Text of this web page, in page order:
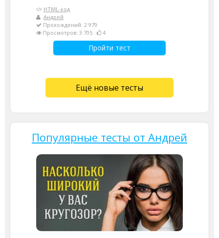
HTML-код
Андрей
Прохождений: 2 979
Просмотров: 3 705
4
Пройти тест
Ещё новые тесты
Популярные тесты от Андрей